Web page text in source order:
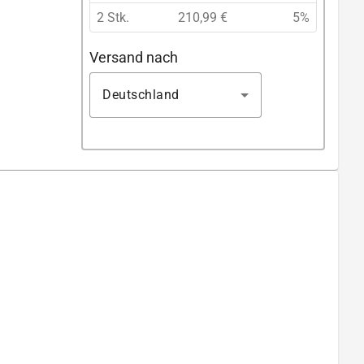
2 Stk. 210,99 € 5%
Versand nach
Deutschland